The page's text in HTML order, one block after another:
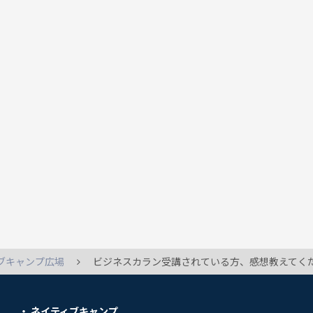
キャンプ広場 ビジネスカラン受講されている方、感想教えてく